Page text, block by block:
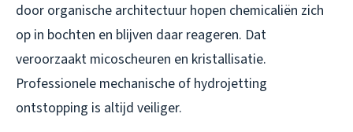
door organische architectuur hopen chemicaliën zich
op in bochten en blijven daar reageren. Dat
veroorzaakt micoscheuren en kristallisatie.
Professionele mechanische of hydrojetting
ontstopping is altijd veiliger.